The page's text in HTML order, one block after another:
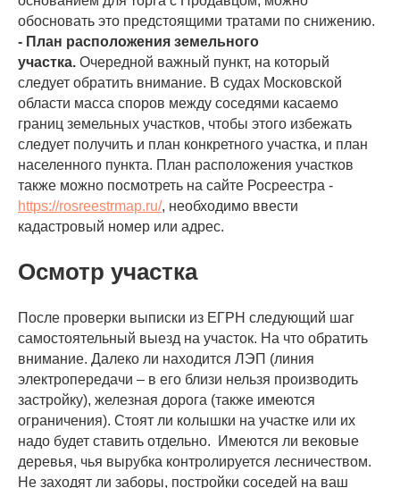
обосновать это предстоящими тратами по снижению.
- План расположения земельного
участка. Очередной важный пункт, на который
следует обратить внимание. В судах Московской
области масса споров между соседями касаемо
границ земельных участков, чтобы этого избежать
следует получить и план конкретного участка, и план
населенного пункта. План расположения участков
также можно посмотреть на сайте Росреестра -
https://rosreestrmap.ru/, необходимо ввести
кадастровый номер или адрес.
Осмотр участка
После проверки выписки из ЕГРН следующий шаг
самостоятельный выезд на участок. На что обратить
внимание. Далеко ли находится ЛЭП (линия
электропередачи – в его близи нельзя производить
застройку), железная дорога (также имеются
ограничения). Стоят ли колышки на участке или их
надо будет ставить отдельно. Имеются ли вековые
деревья, чья вырубка контролируется лесничеством.
Не заходят ли заборы, постройки соседей на ваш